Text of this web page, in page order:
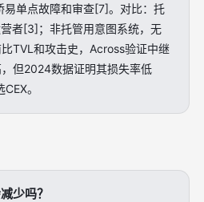
单点故障和审查[7]。对比：托
者[3]；非托管用意图系统，无
TVL和攻击史，Across验证中继
但2024数据证明其损失率低
。
少吗？